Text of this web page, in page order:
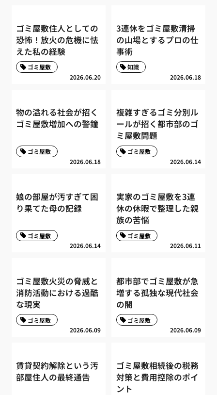
ゴミ屋敷住人としての
恐怖！放火の危機に怯
えた私の経験
2026.06.20
ゴミ屋敷
3連休をゴミ屋敷清掃
の山場とするプロの仕
事術
2026.06.18
知識
物の溢れる社会が招く
ゴミ屋敷増加への警鐘
2026.06.18
ゴミ屋敷
複雑すぎるゴミ分別ル
ールが招く都市部のゴ
ミ屋敷問題
2026.06.14
ゴミ屋敷
娘の部屋が汚すぎて困
り果てた母の記録
2026.06.14
ゴミ屋敷
実家のゴミ屋敷を3連
休の休暇で整理した親
族の苦悩
2026.06.11
ゴミ屋敷
ゴミ屋敷火災の脅威と
消防活動における過酷
な現実
2026.06.09
ゴミ屋敷
都市部でゴミ屋敷が急
増する孤独な現代社会
の闇
2026.06.09
ゴミ屋敷
賃貸契約解除という汚
部屋住人の最終通告
ゴミ屋敷相続後の税務
対策と費用控除のポイ
ント